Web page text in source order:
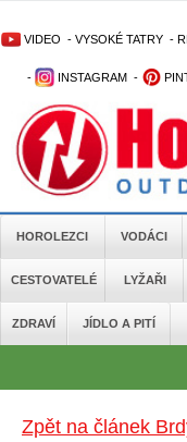
VIDEO - VYSOKÉ TATRY -
- INSTAGRAM -
HOROLEZCI VODÁCI
CESTOVATELÉ LYŽAŘI
ZDRAVÍ JÍDLO A PITÍ
Zpět na článek